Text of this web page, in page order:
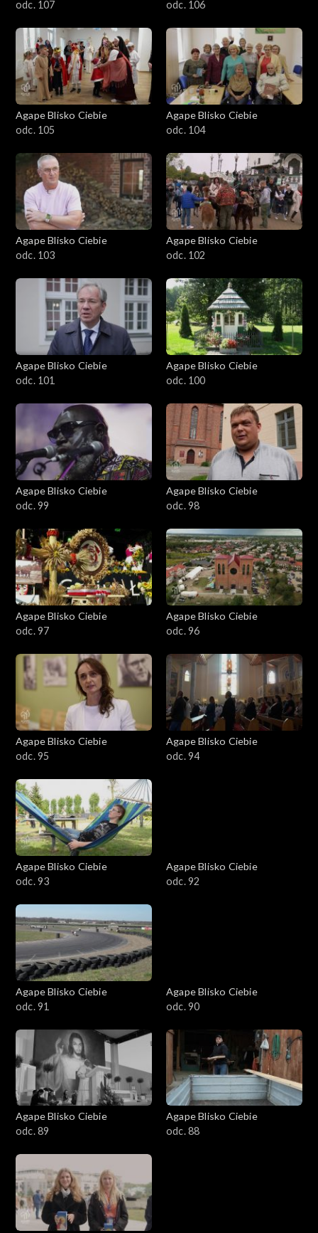
odc. 107 odc. 106
Agape Blisko Ciebie
odc. 105
Agape Blisko Ciebie
odc. 104
Agape Blisko Ciebie
odc. 103
Agape Blisko Ciebie
odc. 102
Agape Blisko Ciebie
odc. 101
Agape Blisko Ciebie
odc. 100
Agape Blisko Ciebie
odc. 99
Agape Blisko Ciebie
odc. 98
Agape Blisko Ciebie
odc. 97
Agape Blisko Ciebie
odc. 96
Agape Blisko Ciebie
odc. 95
Agape Blisko Ciebie
odc. 94
Agape Blisko Ciebie
odc. 93
Agape Blisko Ciebie
odc. 92
Agape Blisko Ciebie
odc. 91
Agape Blisko Ciebie
odc. 90
Agape Blisko Ciebie
odc. 89
Agape Blisko Ciebie
odc. 88